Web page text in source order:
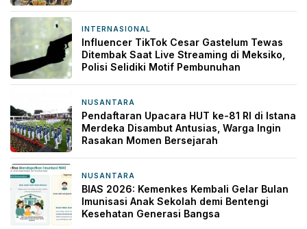
INTERNASIONAL
Influencer TikTok Cesar Gastelum Tewas
Ditembak Saat Live Streaming di Meksiko,
Polisi Selidiki Motif Pembunuhan
NUSANTARA
Pendaftaran Upacara HUT ke-81 RI di Istana
Merdeka Disambut Antusias, Warga Ingin
Rasakan Momen Bersejarah
NUSANTARA
BIAS 2026: Kemenkes Kembali Gelar Bulan
Imunisasi Anak Sekolah demi Bentengi
Kesehatan Generasi Bangsa